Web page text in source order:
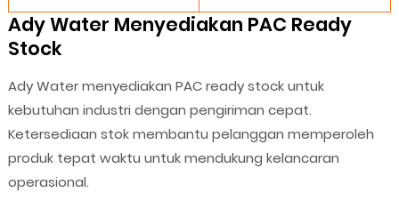
Ady Water Menyediakan PAC Ready
Stock
Ady Water menyediakan PAC ready stock untuk
kebutuhan industri dengan pengiriman cepat.
Ketersediaan stok membantu pelanggan memperoleh
produk tepat waktu untuk mendukung kelancaran
operasional.